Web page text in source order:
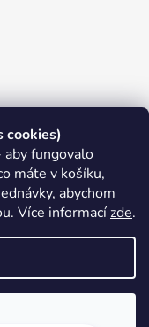
cookies)
aby fungovalo
máte v košíku,
abychom
Více informacízde.